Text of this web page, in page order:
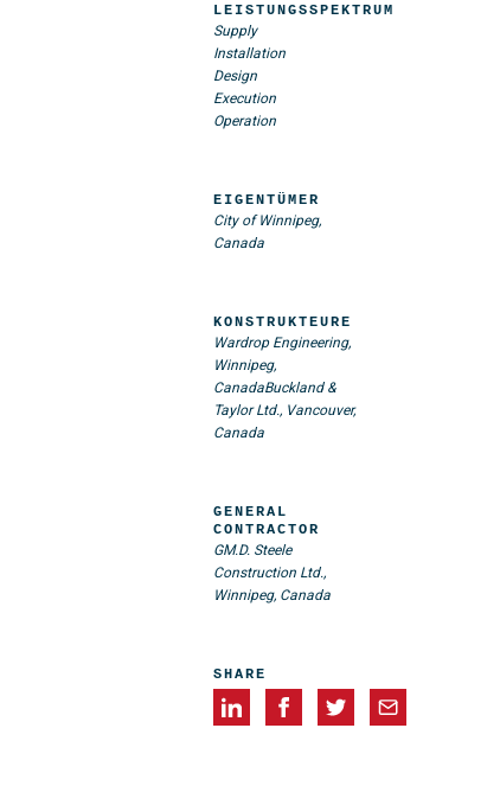
LEISTUNGSSPEKTRUM
Supply
Installation
Design
Execution
Operation
EIGENTÜMER
City of Winnipeg,
Canada
KONSTRUKTEURE
Wardrop Engineering,
Winnipeg,
CanadaBuckland &
Taylor Ltd., Vancouver,
Canada
GENERAL
CONTRACTOR
GM.D. Steele
Construction Ltd.,
Winnipeg, Canada
SHARE